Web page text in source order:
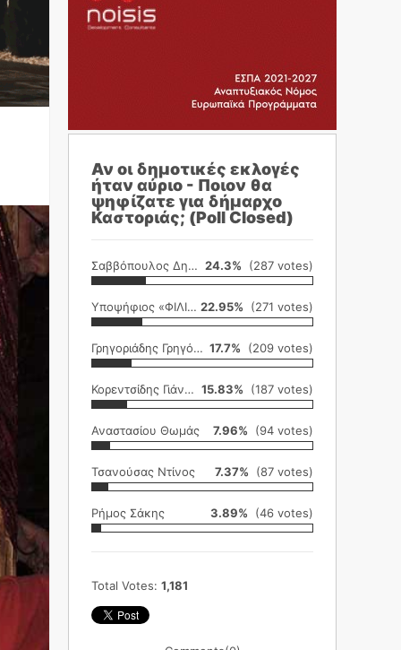
Αν οι δημοτικές εκλογές
ήταν αύριο - Ποιον θα
ψηφίζατε για δήμαρχο
Καστοριάς; (Poll Closed)
Σαββόπουλος Δημήτρης 24.3% (287 votes)
Υποψήφιος «ΦΙΛΙΚΗ ΕΤΑΙΡΕΙΑ» 22.95% (271 votes)
Γρηγοριάδης Γρηγόρης 17.7% (209 votes)
Κορεντσίδης Γιάννης 15.83% (187 votes)
Αναστασίου Θωμάς 7.96% (94 votes)
Τσανούσας Ντίνος 7.37% (87 votes)
Ρήμος Σάκης 3.89% (46 votes)
Total Votes: 1,181